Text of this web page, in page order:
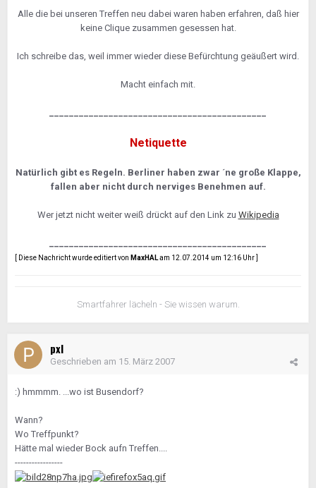
Alle die bei unseren Treffen neu dabei waren haben erfahren, daß hier
keine Clique zusammen gesessen hat.
Ich schreibe das, weil immer wieder diese Befürchtung geäußert wird.
Macht einfach mit.
Netiquette
Natürlich gibt es Regeln. Berliner haben zwar ´ne große Klappe,
fallen aber nicht durch nerviges Benehmen auf.
Wer jetzt nicht weiter weiß drückt auf den Link zu Wikipedia
[ Diese Nachricht wurde editiert von MaxHALam 12.07.2014 um 12:16 Uhr ]
Smartfahrer lächeln - Sie wissen warum.
pxl
Geschrieben am 15. März 2007
:) hmmmm. ...wo ist Busendorf?
Wann?
Wo Treffpunkt?
Hätte mal wieder Bock aufn Treffen....
-----------------